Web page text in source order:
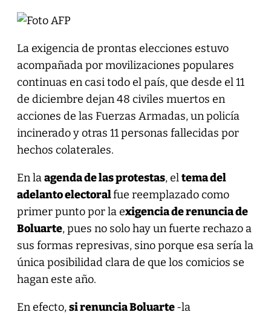
La exigencia de prontas elecciones estuvo
acompañada por movilizaciones populares
continuas en casi todo el país, que desde el 11
de diciembre dejan 48 civiles muertos en
acciones de las Fuerzas Armadas, un policía
incinerado y otras 11 personas fallecidas por
hechos colaterales.
En laagenda de las protestas, eltema del
adelanto electoralfue reemplazado como
primer punto por la exigencia de renuncia de
Boluarte, pues no solo hay un fuerte rechazo a
sus formas represivas, sino porque esa sería la
única posibilidad clara de que los comicios se
hagan este año.
En efecto,si renuncia Boluarte-la